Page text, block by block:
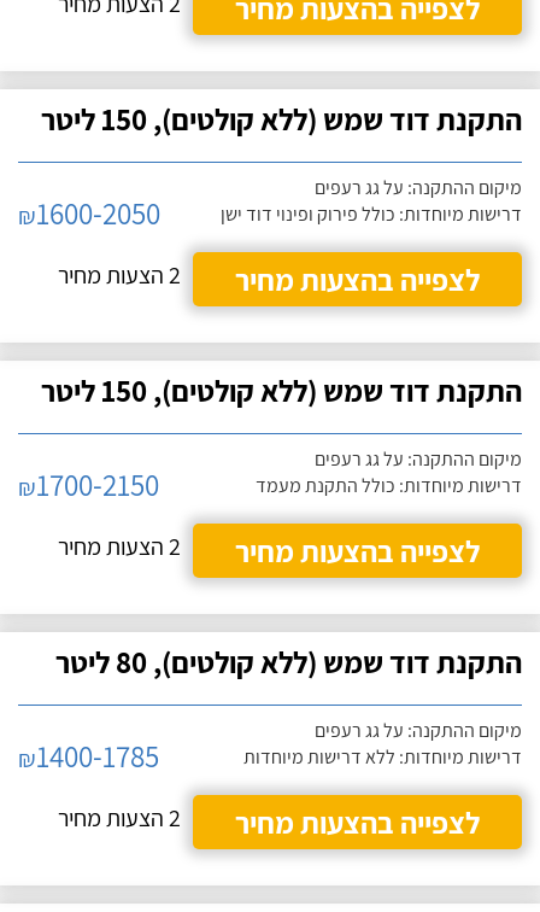
התקנת דוד שמש (ללא קולטים), 150 ליטר
מיקום ההתקנה: על גג רעפים
דרישות מיוחדות: כולל פירוק ופינוי דוד ישן
₪1600-2050
לצפייה בהצעות מחיר
2 הצעות מחיר
התקנת דוד שמש (ללא קולטים), 150 ליטר
מיקום ההתקנה: על גג רעפים
דרישות מיוחדות: כולל התקנת מעמד
₪1700-2150
לצפייה בהצעות מחיר
2 הצעות מחיר
התקנת דוד שמש (ללא קולטים), 80 ליטר
מיקום ההתקנה: על גג רעפים
דרישות מיוחדות: ללא דרישות מיוחדות
₪1400-1785
לצפייה בהצעות מחיר
2 הצעות מחיר